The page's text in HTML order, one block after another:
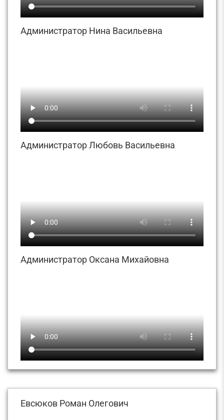
Администратор Нина Васильевна
Администратор Любовь Васильевна
Администратор Оксана Михайовна
Евсюков Роман Олегович